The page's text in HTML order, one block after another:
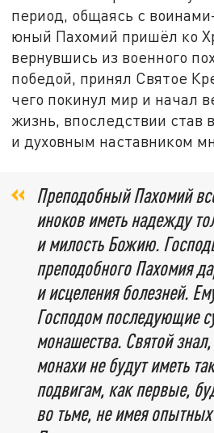
период, общаясь с
юный Пахомий пришёл ко
вернувшись из военного
победой, принял Святое
чего покинул мир и начал
жизнь, впоследствии став
и духовным наставником
Преподобный Пахомий
иноков иметь надежду
и милость Божию.
преподобного Пахомия
и исцеления болезней.
Господом последующие
монашества. Святой
монахи не будут иметь
подвигам, как первые,
во тьме, не имея